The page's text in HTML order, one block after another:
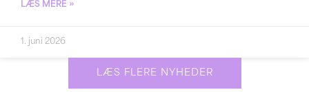
LÆS MERE »
1. juni 2026
LÆS FLERE NYHEDER